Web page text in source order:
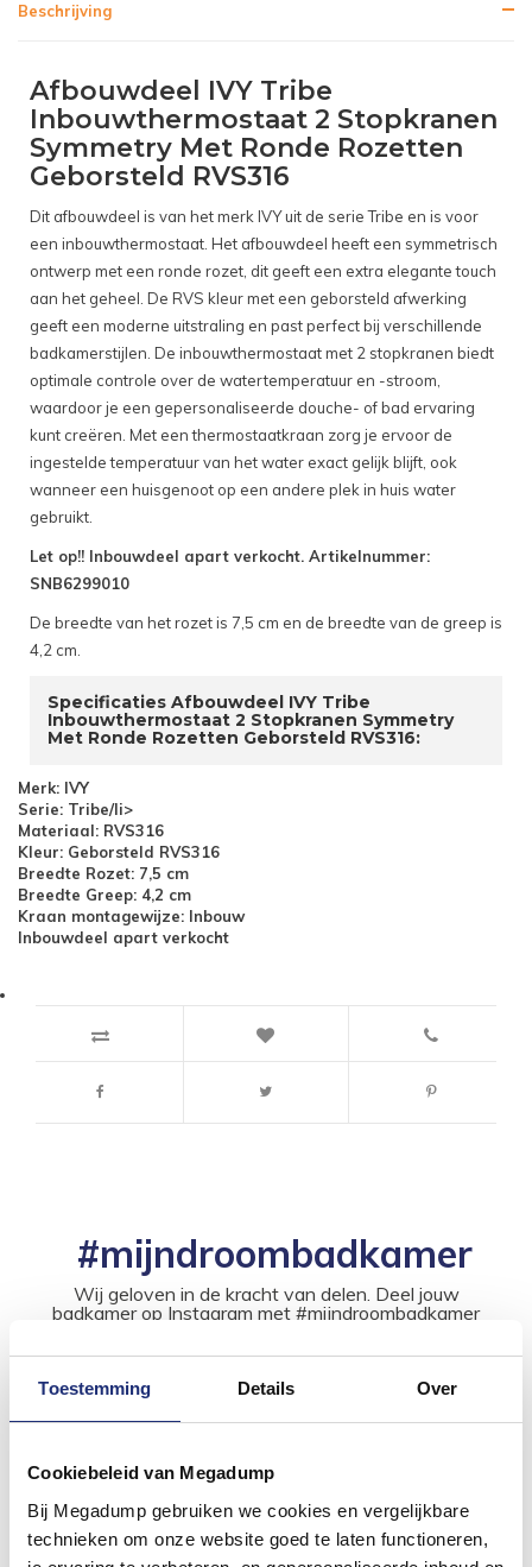
Toestemming Details Over
Cookiebeleid van Megadump
Bij Megadump gebruiken we cookies en vergelijkbare
technieken om onze website goed te laten functioneren,
Beschrijving
Afbouwdeel IVY Tribe
Inbouwthermostaat 2 Stopkranen
Symmetry Met Ronde Rozetten
Geborsteld RVS316
Dit afbouwdeel is van het merk IVY uit de serie Tribe en is voor
een inbouwthermostaat. Het afbouwdeel heeft een symmetrisch
ontwerp met een ronde rozet, dit geeft een extra elegante touch
aan het geheel. De RVS kleur met een geborsteld afwerking
geeft een moderne uitstraling en past perfect bij verschillende
badkamerstijlen. De inbouwthermostaat met 2 stopkranen biedt
optimale controle over de watertemperatuur en -stroom,
waardoor je een gepersonaliseerde douche- of bad ervaring
kunt creëren. Met een thermostaatkraan zorg je ervoor de
ingestelde temperatuur van het water exact gelijk blijft, ook
wanneer een huisgenoot op een andere plek in huis water
gebruikt.
Let op!! Inbouwdeel apart verkocht. Artikelnummer:
SNB6299010
De breedte van het rozet is 7,5 cm en de breedte van de greep is
4,2 cm.
Specificaties Afbouwdeel IVY Tribe
Inbouwthermostaat 2 Stopkranen Symmetry
Met Ronde Rozetten Geborsteld RVS316:
Merk: IVY
Serie: Tribe/li>
Materiaal: RVS316
Kleur: Geborsteld RVS316
Breedte Rozet: 7,5 cm
Breedte Greep: 4,2 cm
Kraan montagewijze: Inbouw
Inbouwdeel apart verkocht
#mijndroombadkamer
Wij geloven in de kracht van delen. Deel jouw
badkamer op Instagram met #mijndroombadkamer
inspirerende omgeving vol met unieke